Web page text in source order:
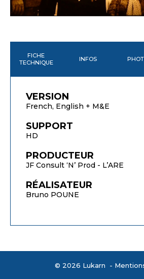
FICHE
TECHNIQUE
INFOS
VERSION
French, English + M&E
SUPPORT
HD
PRODUCTEUR
JF Consult ‘N’ Prod - L’ARE
RÉALISATEUR
Bruno POUNE
© 2026 Lukarn -